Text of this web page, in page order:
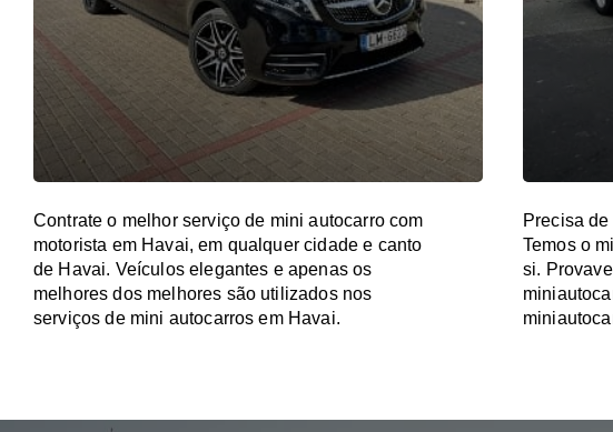
Contrate o melhor serviço de mini autocarro com
motorista em Havai, em qualquer cidade e canto
de Havai. Veículos elegantes e apenas os
melhores dos melhores são utilizados nos
serviços de mini autocarros em Havai.
Precisa
Temos o
si.